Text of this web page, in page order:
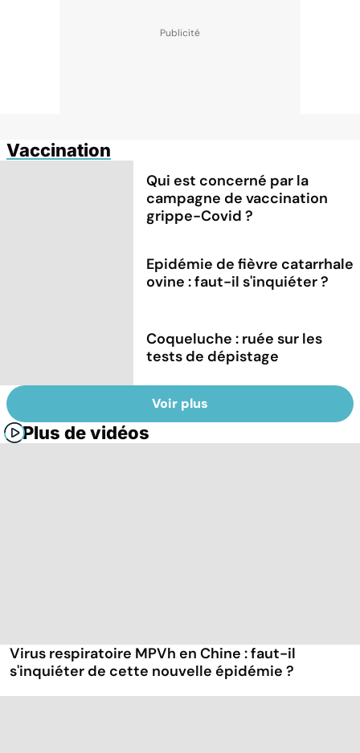
Vaccination
Qui est concerné par la
campagne de vaccination
grippe-Covid ?
Epidémie de fièvre catarrhale
ovine : faut-il s'inquiéter ?
Coqueluche : ruée sur les
tests de dépistage
Voir plus
Plus de vidéos
Virus respiratoire MPVh en Chine : faut-il
s'inquiéter de cette nouvelle épidémie ?